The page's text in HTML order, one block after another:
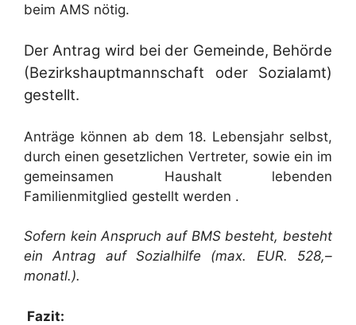
beim AMS nötig.
Der Antrag wird bei der Gemeinde, Behörde
(Bezirkshauptmannschaft oder Sozialamt)
gestellt.
Anträge können ab dem 18. Lebensjahr selbst,
durch einen gesetzlichen Vertreter, sowie ein im
gemeinsamen Haushalt lebenden
Familienmitglied gestellt werden .
Sofern kein Anspruch auf BMS besteht, besteht
ein Antrag auf Sozialhilfe (max. EUR. 528,–
monatl.).
Fazit: